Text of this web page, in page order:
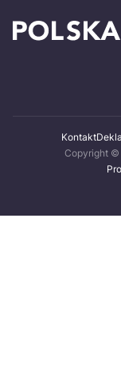
Kontakt
Copyright ©